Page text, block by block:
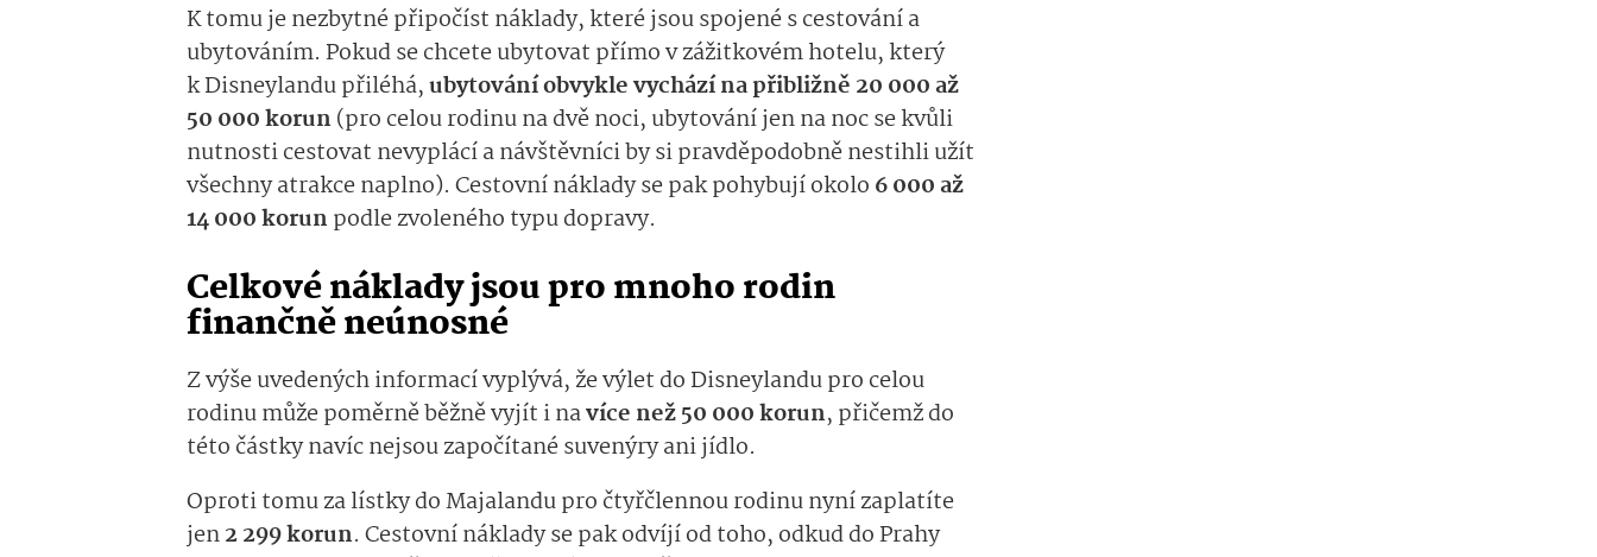
K tomu je nezbytné připočíst náklady, které jsou spojené s cestování a
ubytováním. Pokud se chcete ubytovat přímo v zážitkovém hotelu, který
k Disneylandu přiléhá,ubytování obvykle vychází na přibližně 20 000 až
50 000 korun(pro celou rodinu na dvě noci, ubytování jen na noc se kvůli
nutnosti cestovat nevyplácí a návštěvníci by si pravděpodobně nestihli užít
všechny atrakce naplno). Cestovní náklady se pak pohybují okolo 6 000 až
14 000 korunpodle zvoleného typu dopravy.
Celkové náklady jsou pro mnoho rodin
finančně neúnosné
Z výše uvedených informací vyplývá, že výlet do Disneylandu pro celou
rodinu může poměrně běžně vyjít i navíce než 50 000 korun, přičemž do
této částky navíc nejsou započítané suvenýry ani jídlo.
Oproti tomu za lístky do Majalandu pro čtyřčlennou rodinu nyní zaplatíte
jen2 299 korun. Cestovní náklady se pak odvíjí od toho, odkud do Prahy